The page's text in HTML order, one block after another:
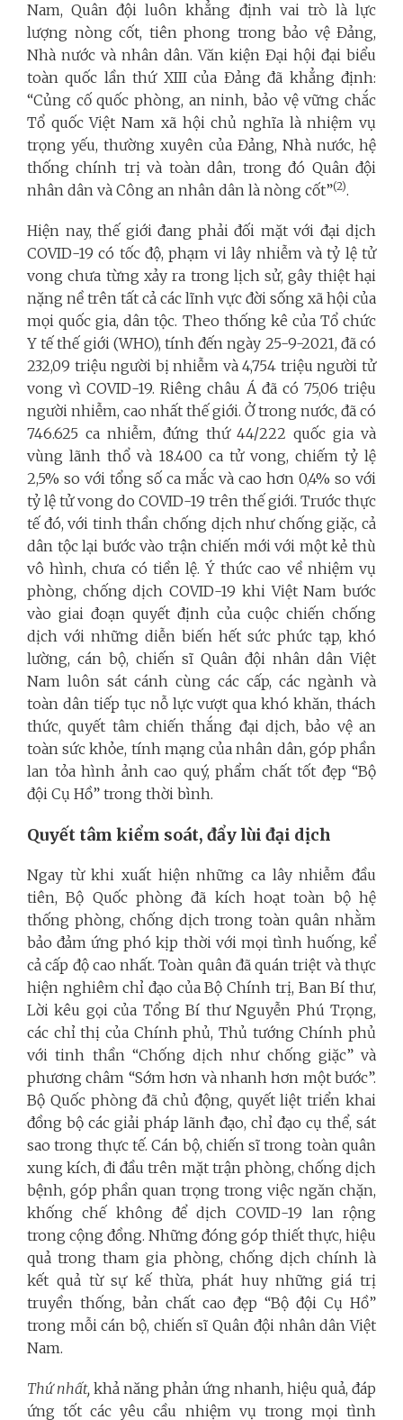
Nam, Quân đội luôn khẳng định vai trò là lực
lượng nòng cốt, tiên phong trong bảo vệ Đảng,
Nhà nước và nhân dân. Văn kiện Đại hội đại biểu
toàn quốc lần thứ XIII của Đảng đã khẳng định:
“Củng cố quốc phòng, an ninh, bảo vệ vững chắc
Tổ quốc Việt Nam xã hội chủ nghĩa là nhiệm vụ
trọng yếu, thường xuyên của Đảng, Nhà nước, hệ
thống chính trị và toàn dân, trong đó Quân đội
nhân dân và Công an nhân dân là nòng cốt”(2).
Hiện nay, thế giới đang phải đối mặt với đại dịch
COVID-19 có tốc độ, phạm vi lây nhiễm và tỷ lệ tử
vong chưa từng xảy ra trong lịch sử, gây thiệt hại
nặng nề trên tất cả các lĩnh vực đời sống xã hội của
mọi quốc gia, dân tộc. Theo thống kê của Tổ chức
Y tế thế giới (WHO), tính đến ngày 25-9-2021, đã có
232,09 triệu người bị nhiễm và 4,754 triệu người tử
vong vì COVID-19. Riêng châu Á đã có 75,06 triệu
người nhiễm, cao nhất thế giới. Ở trong nước, đã có
746.625 ca nhiễm, đứng thứ 44/222 quốc gia và
vùng lãnh thổ và 18.400 ca tử vong, chiếm tỷ lệ
2,5% so với tổng số ca mắc và cao hơn 0,4% so với
tỷ lệ tử vong do COVID-19 trên thế giới. Trước thực
tế đó, với tinh thần chống dịch như chống giặc, cả
dân tộc lại bước vào trận chiến mới với một kẻ thù
vô hình, chưa có tiền lệ. Ý thức cao về nhiệm vụ
phòng, chống dịch COVID-19 khi Việt Nam bước
vào giai đoạn quyết định của cuộc chiến chống
dịch với những diễn biến hết sức phức tạp, khó
lường, cán bộ, chiến sĩ Quân đội nhân dân Việt
Nam luôn sát cánh cùng các cấp, các ngành và
toàn dân tiếp tục nỗ lực vượt qua khó khăn, thách
thức, quyết tâm chiến thắng đại dịch, bảo vệ an
toàn sức khỏe, tính mạng của nhân dân, góp phần
lan tỏa hình ảnh cao quý, phẩm chất tốt đẹp “Bộ
đội Cụ Hồ” trong thời bình.
Quyết tâm kiểm soát, đẩy lùi đại dịch
Ngay từ khi xuất hiện những ca lây nhiễm đầu
tiên, Bộ Quốc phòng đã kích hoạt toàn bộ hệ
thống phòng, chống dịch trong toàn quân nhằm
bảo đảm ứng phó kịp thời với mọi tình huống, kể
cả cấp độ cao nhất. Toàn quân đã quán triệt và thực
hiện nghiêm chỉ đạo của Bộ Chính trị, Ban Bí thư,
Lời kêu gọi của Tổng Bí thư Nguyễn Phú Trọng,
các chỉ thị của Chính phủ, Thủ tướng Chính phủ
với tinh thần “Chống dịch như chống giặc” và
phương châm “Sớm hơn và nhanh hơn một bước”.
Bộ Quốc phòng đã chủ động, quyết liệt triển khai
đồng bộ các giải pháp lãnh đạo, chỉ đạo cụ thể, sát
sao trong thực tế. Cán bộ, chiến sĩ trong toàn quân
xung kích, đi đầu trên mặt trận phòng, chống dịch
bệnh, góp phần quan trọng trong việc ngăn chặn,
khống chế không để dịch COVID-19 lan rộng
trong cộng đồng. Những đóng góp thiết thực, hiệu
quả trong tham gia phòng, chống dịch chính là
kết quả từ sự kế thừa, phát huy những giá trị
truyền thống, bản chất cao đẹp “Bộ đội Cụ Hồ”
trong mỗi cán bộ, chiến sĩ Quân đội nhân dân Việt
Nam.
Thứ nhất, khả năng phản ứng nhanh, hiệu quả, đáp
ứng tốt các yêu cầu nhiệm vụ trong mọi tình